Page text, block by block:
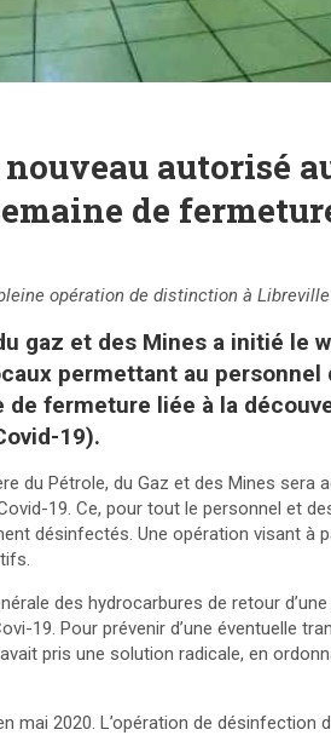
nouveau autorisé
de
opération de distinction à
gaz et des Mines a initié le
permettant au personnel
de fermeture liée à la
19).
du Pétrole, du Gaz et des Mines
19. Ce, pour tout le personnel et
désinfectés. Une opération visant à
des hydrocarbures de retour
19. Pour prévenir d’une éventuelle
pris une solution radicale, en
mai 2020. L’opération de